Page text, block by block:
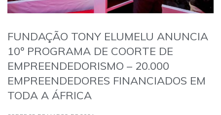
FUNDAÇÃO TONY ELUMELU ANUNCIA
10º PROGRAMA DE COORTE DE
EMPREENDEDORISMO – 20.000
EMPREENDEDORES FINANCIADOS EM
TODA A ÁFRICA